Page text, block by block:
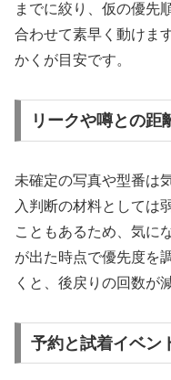
までに絞り、仮の優先
合わせて素早く動けま
かくが目安です。
リークや噂との距
未確定の写真や型番は
入判断の材料としては
こともあるため、気に
が出た時点で優先度を
くと、後戻りの回数が
予約と試着イベン